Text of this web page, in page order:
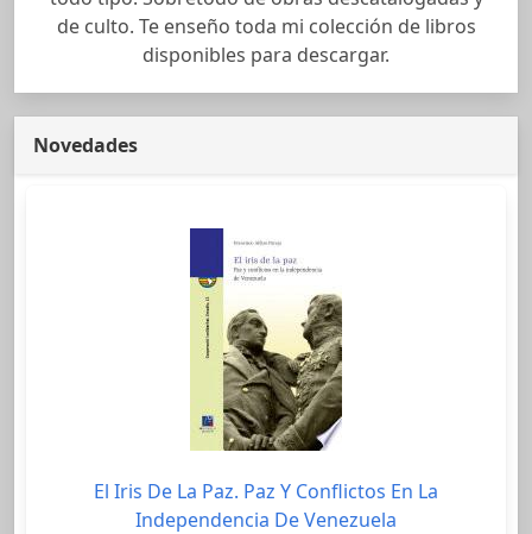
de culto. Te enseño toda mi colección de libros
disponibles para descargar.
Novedades
El Iris De La Paz. Paz Y Conflictos En La
Independencia De Venezuela